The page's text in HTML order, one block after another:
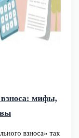
взноса: мифы,
взноса» так